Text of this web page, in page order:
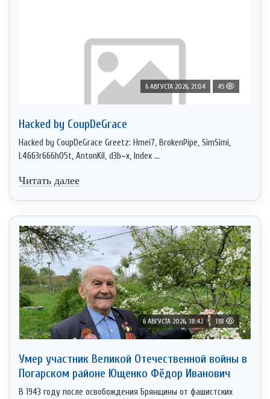
6 АВГУСТА 2026, 21:04 45
Hacked by CoupDeGrace
Hacked by CoupDeGrace Greetz: Hmei7, BrokenPipe, SimSimi,
L4663r666h05t, AntonKil, d3b~x, Index ...
Читать далее
6 АВГУСТА 2026, 18:42 138
Умер участник Великой Отечественной войны в
Погарском районе Ющенко Фёдор Иванович
В 1943 году после освобождения Брянщины от фашистских